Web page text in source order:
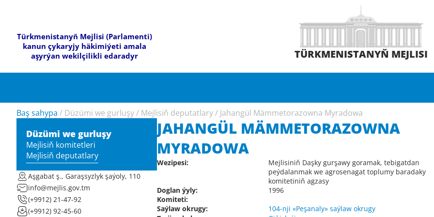
Türkmenistanyň Mejlisi (Parlamenti)
kanun çykaryjy häkimiýeti amala
aşyrýan wekilçilikli edaradyr
TÜRKMENISTANYŇ MEJLISI
Baş sahypa / Düzümi we gurluşy / Mejlisiň deputatlary / Jahangül Mämmetorazowna Myradowa
Düzümi we gurluşy
Mejlisiň komitetleri
Mejlisiň deputatlary
Aşgabat ş., Garaşsyzlyk şaýoly, 110
info@mejlis.gov.tm
(+9912) 21-47-92
(+9912) 92-45-60
JAHANGÜL MÄMMETORAZOWNA
MYRADOWA
Wezipesi:
Mejlisiniň Daşky gurşawy goramak, tebigatdan
peýdalanmak we agrosenagat toplumy baradaky
komitetiniň agzasy
Doglan ýyly:
1996
Komiteti:
Saýlaw okrugy:
104-nji «Peşanaly» saýlaw okrugy